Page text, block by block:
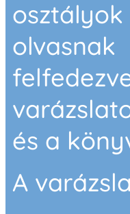
és a
A